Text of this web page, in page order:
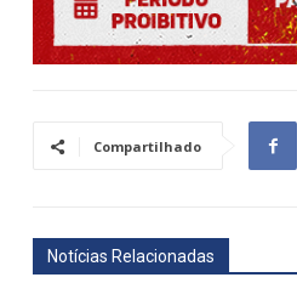
Compartilhado
Notícias Relacionadas